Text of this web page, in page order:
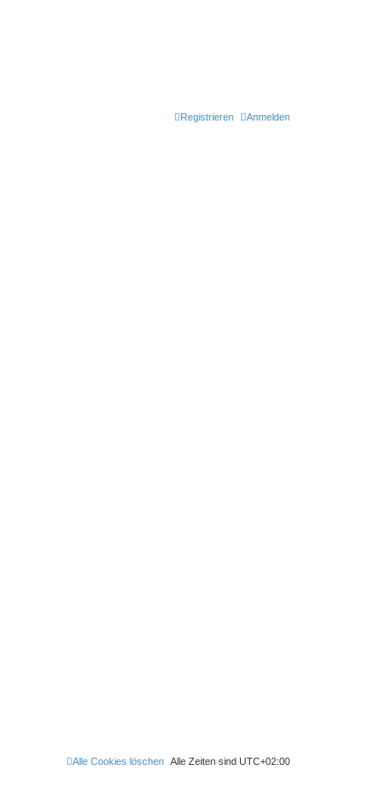
Anmelden
Registrieren
Alle Zeiten sind UTC+02:00
Alle Cookies löschen